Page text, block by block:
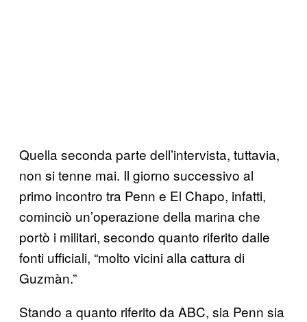
Quella seconda parte dell’intervista, tuttavia,
non si tenne mai. Il giorno successivo al
primo incontro tra Penn e El Chapo, infatti,
cominciò un’operazione della marina che
portò i militari, secondo quanto riferito dalle
fonti ufficiali, “molto vicini alla cattura di
Guzmàn.”
Stando a quanto riferito da ABC, sia Penn sia